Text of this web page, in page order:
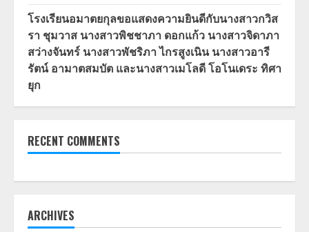
โรงเรียนอมาตยกุลขอแสดงความยินดีกับนางสาวกวิส
รา ชุมวาส นางสาวพิชชาภา ดอกแก้ว นางสาวจิดาภา
สว่างจันทร์ นางสาวพัชริภา ไกรสูงเนิน นางสาวอารี
รัตน์ อามาตสมบัต และนางสาวเมโลดี โอโนเดระ ทิศา
ยุก
RECENT COMMENTS
ARCHIVES